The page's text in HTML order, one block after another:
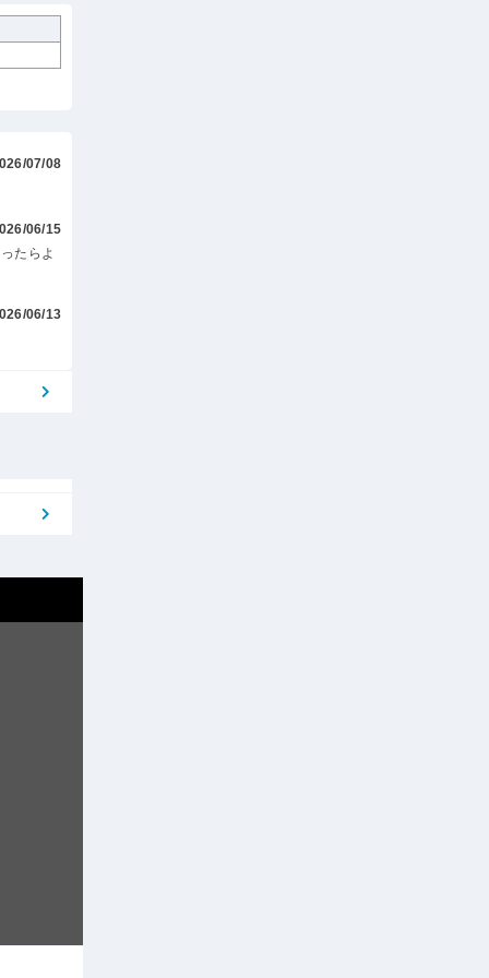
07/08
06/15
たらよ
06/13